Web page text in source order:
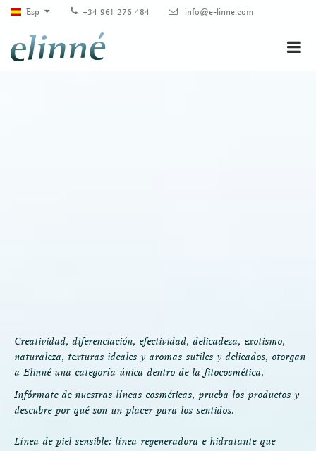
Esp +34 961 276 484 info@e-linne.com
Creatividad, diferenciación, efectividad, delicadeza, exotismo,
naturaleza, texturas ideales y aromas sutiles y delicados, otorgan
a Elinné una categoría única dentro de la fitocosmética.
Infórmate de nuestras líneas cosméticas, prueba los productos y
descubre por qué son un placer para los sentidos.
Línea de piel sensible: línea regeneradora e hidratante que